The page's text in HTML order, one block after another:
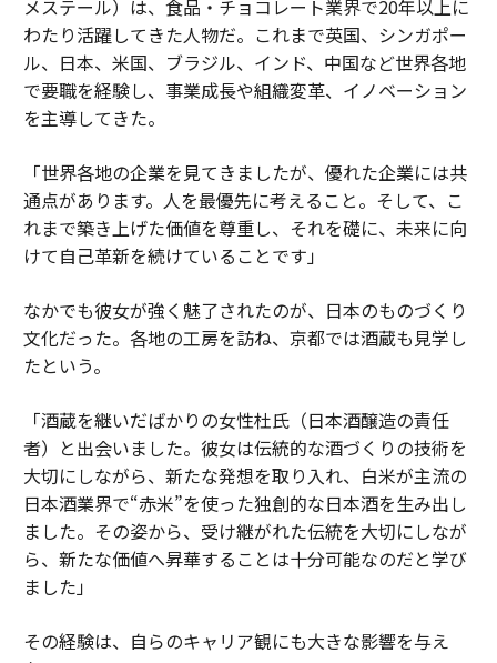
メステール）は、食品・チョコレート業界で20年以上に
わたり活躍してきた人物だ。これまで英国、シンガポー
ル、日本、米国、ブラジル、インド、中国など世界各地
で要職を経験し、事業成長や組織変革、イノベーション
を主導してきた。
「世界各地の企業を見てきましたが、優れた企業には共
通点があります。人を最優先に考えること。そして、こ
れまで築き上げた価値を尊重し、それを礎に、未来に向
けて自己革新を続けていることです」
なかでも彼女が強く魅了されたのが、日本のものづくり
文化だった。各地の工房を訪ね、京都では酒蔵も見学し
たという。
「酒蔵を継いだばかりの女性杜氏（日本酒醸造の責任
者）と出会いました。彼女は伝統的な酒づくりの技術を
大切にしながら、新たな発想を取り入れ、白米が主流の
日本酒業界で“赤米”を使った独創的な日本酒を生み出し
ました。その姿から、受け継がれた伝統を大切にしなが
ら、新たな価値へ昇華することは十分可能なのだと学び
ました」
その経験は、自らのキャリア観にも大きな影響を与え